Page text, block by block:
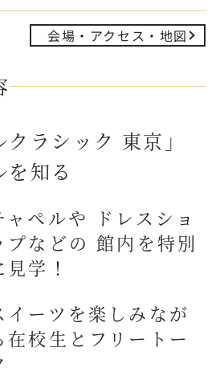
会場・アクセス・地図
クラシック 東京」
知る
ャペルや ドレスショ
プなどの 館内を特別
見学！
イーツを楽しみなが
在校生とフリートー